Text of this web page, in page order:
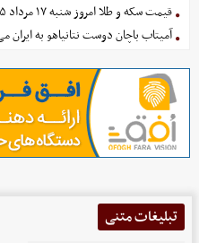
قیمت سکه و طلا امروز شنبه ۱۷ مرداد ۱۴۰۵
آمیتاب باچان دوست نتانیاهو به
تبلیغات متنی